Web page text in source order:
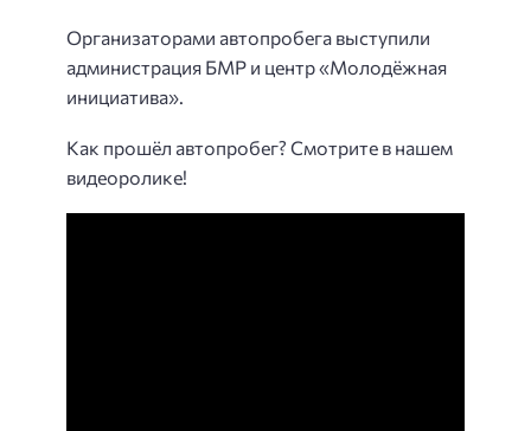
Организаторами автопробега выступили
администрация БМР и центр «Молодёжная
инициатива».
Как прошёл автопробег? Смотрите в нашем
видеоролике!